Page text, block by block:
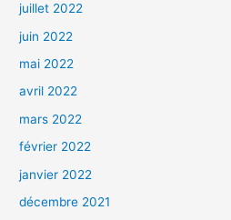
juillet 2022
juin 2022
mai 2022
avril 2022
mars 2022
février 2022
janvier 2022
décembre 2021